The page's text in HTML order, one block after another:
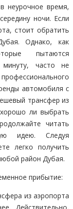
неурочное время,
ночи. Если
стоит обратить
Однако, как
пытаются
часто не
автомобиля с
трансфер из
ли выбрать
читать
идею. Следуя
легко получить
район Дубая.
прибытие:
из аэропорта